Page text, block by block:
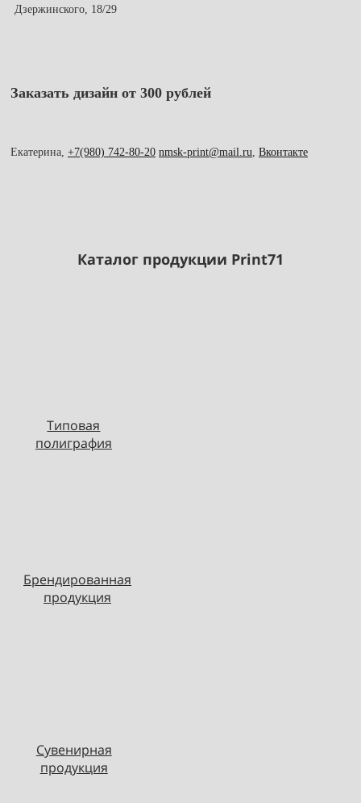
Дзержинского, 18/29
Заказать дизайн от 300 рублей
Екатерина, +7(980) 742-80-20 nmsk-print@mail.ru Вконтакте
Каталог продукции Print71
Типовая
полиграфия
Брендированная
продукция
Сувенирная
продукция